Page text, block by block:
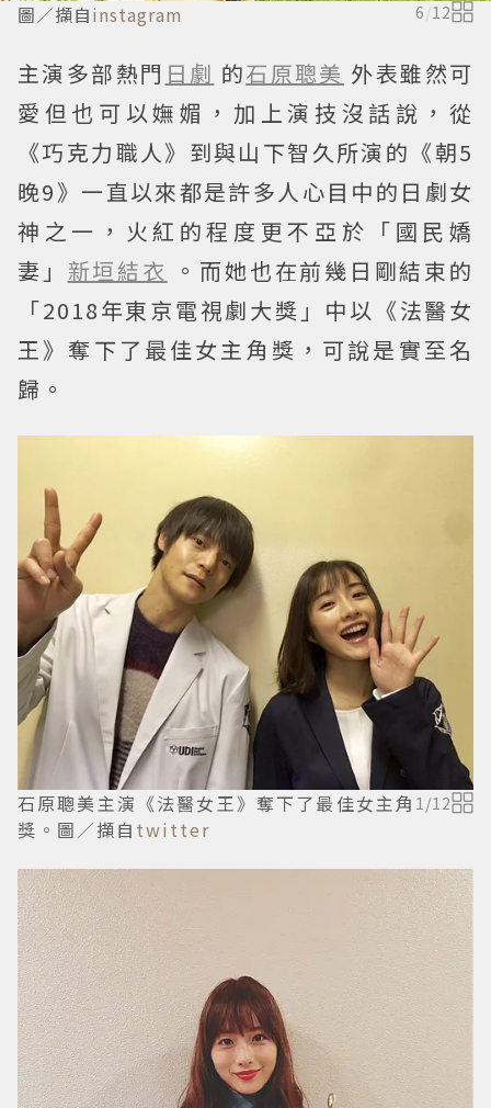
圖／擷自instagram 6/12
主演多部熱門 日劇 的石原聰美 外表雖然可
愛但也可以嫵媚，加上演技沒話說，從
《巧克力職人》到與山下智久所演的《朝5
晚9》一直以來都是許多人心目中的日劇女
神之一，火紅的程度更不亞於「國民嬌
妻」 新垣結衣 。而她也在前幾日剛結束的
「2018年東京電視劇大獎」中以《法醫女
王》奪下了最佳女主角獎，可說是實至名
歸。
石原聰美主演《法醫女王》奪下了最佳女主角
獎。圖／擷自 twitter
1 /12